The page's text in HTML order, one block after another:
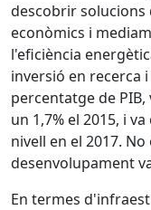
descobrir solucions
econòmics i
l'eficiència
inversió en recerca
percentatge de PIB,
un 1,7% el 2015, i
nivell en el 2017.
desenvolupament
En termes